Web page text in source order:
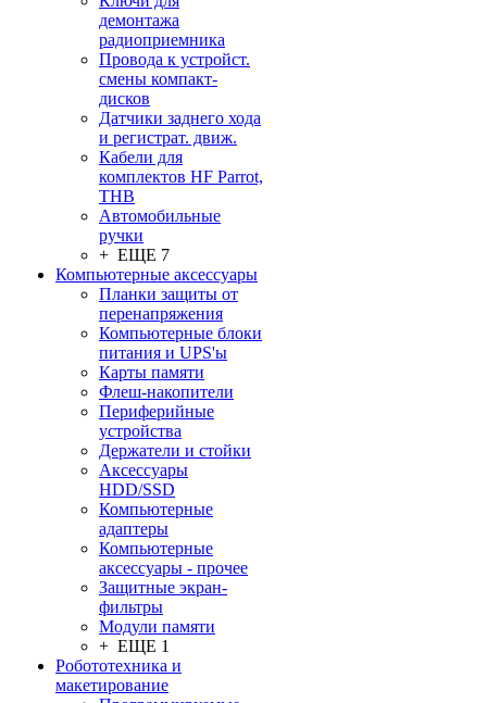
демонтажа
радиоприемника
Провода к устройст.
смены компакт-
дисков
Датчики заднего хода
и регистрат. движ.
Кабели для
комплектов HF Parrot,
THB
Автомобильные
ручки
+ ЕЩЕ 7
Компьютерные аксессуары
Планки защиты от
перенапряжения
Компьютерные блоки
питания и UPS'ы
Карты памяти
Флеш-накопители
Периферийные
устройства
Держатели и стойки
Аксессуары
HDD/SSD
Компьютерные
адаптеры
Компьютерные
аксессуары - прочее
Защитные экран-
фильтры
Модули памяти
+ ЕЩЕ 1
Робототехника и
макетирование